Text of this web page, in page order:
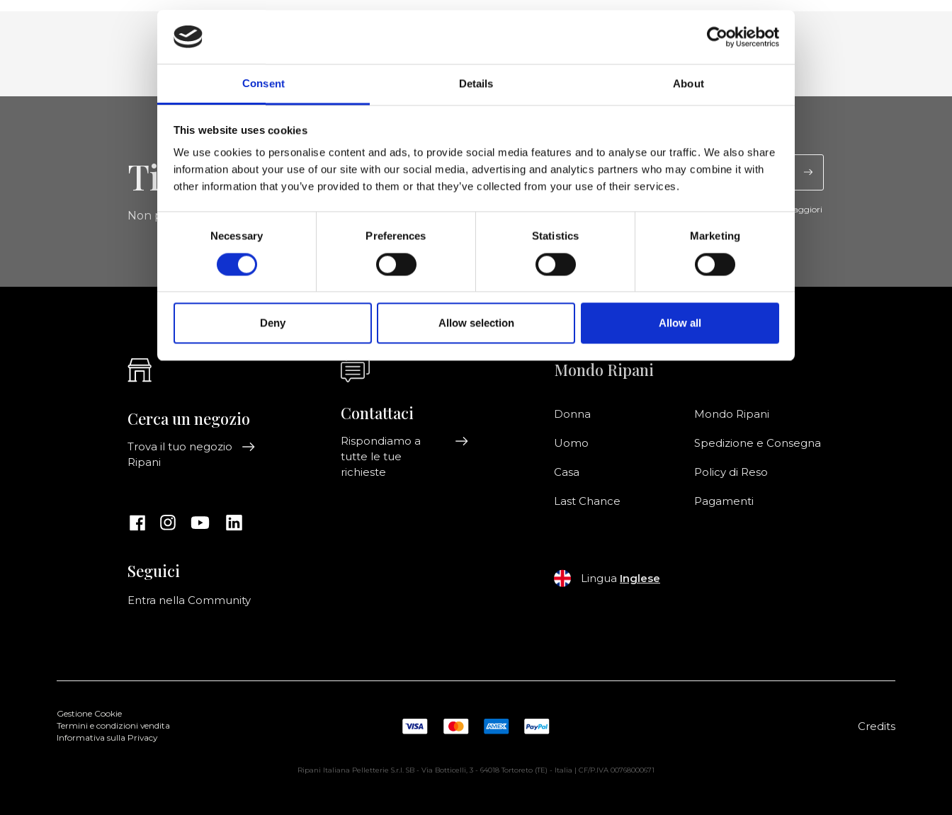
Consent Details About
This website uses cookies
We use cookies to personalise content and ads, to provide social media features and to analyse our traffic. We also share
information about your use of our site with our social media, advertising and analytics partners who may combine it with
other information that you’ve provided to them or that they’ve collected from your use of their services.
Consent
Necessary Preferences Statistics Marketing
Deny Allow selection Allow all
Tieniti aggiornato
Non perdere le novità di Ripani, iscriviti alla newsletter!
Acconsento a ricevere novità e promo da Ripani. Per maggiori
Cerca un negozio
Trova il tuo negozio
Ripani
Seguici
Entra nella Community
Contattaci
Rispondiamo a
tutte le tue
richieste
Mondo Ripani
Donna
Uomo
Casa
Last Chance
Mondo Ripani
Spedizione e Consegna
Policy di Reso
Pagamenti
Lingua Inglese
Gestione Cookie
Termini e condizioni vendita
Informativa sulla Privacy
Credits
Ripani Italiana Pelletterie S.r.l. SB - Via Botticelli, 3 - 64018 Tortoreto (TE) - Italia | CF/P.IVA 00768000671